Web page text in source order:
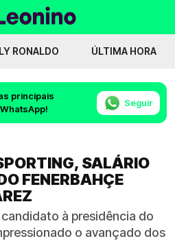
RONALDO ÚLTIMA HORA
principais
Seguir
SALÁRIO
FENERBAHÇE
à presidência do
o avançado dos